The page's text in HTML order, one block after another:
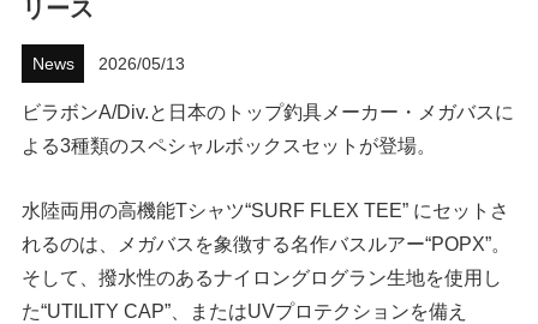
リース
News 2026/05/13
ビラボンA/Div.と日本のトップ釣具メーカー・メガバスに
よる3種類のスペシャルボックスセットが登場。
水陸両用の高機能Tシャツ“SURF FLEX TEE” にセットさ
れるのは、メガバスを象徴する名作バスルアー“POPX”。
そして、撥水性のあるナイロングログラン生地を使用し
た“UTILITY CAP”、またはUVプロテクションを備え
イベント・リリース